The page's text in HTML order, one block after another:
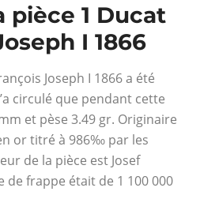
pièce 1 Ducat
I 1866
Joseph I 1866 a été
circulé que pendant cette
et pèse 3.49 gr. Originaire
or titré à 986‰ par les
de la pièce est Josef
frappe était de 1 100 000